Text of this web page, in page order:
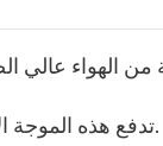
تدفع هذه الموجة الأشخاص بقوة في الهواء، فتفقدهم الوعي، وتمزّق أجسادهم، وتتسبب في انهيار رئاتهم.